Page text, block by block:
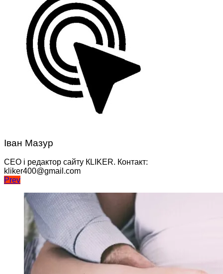
Іван Мазур
CEO і редактор сайту КLIKER. Контакт:
kliker400@gmail.com
Навігація
записів
Prev